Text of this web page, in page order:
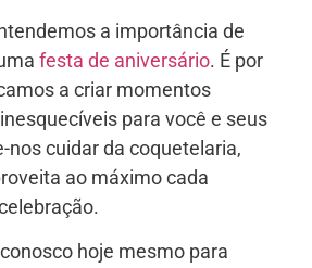
a importância de
festa de aniversário. É por
a criar momentos
para você e seus
nos cuidar da coquetelaria,
ao máximo cada
hoje mesmo para